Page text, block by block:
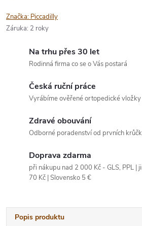
Značka: Piccadilly
Záruka: 2 roky
Na trhu přes 30 let
Rodinná firma co se o Vás postará
Česká ruční práce
Vyrábíme ověřené ortopedické
Zdravé obouvání
Odborné poradenství od prvních
Doprava zdarma
při nákupu nad 2 000 Kč - GLS, PPL |
70 Kč | Slovensko 5 €
Popis produktu